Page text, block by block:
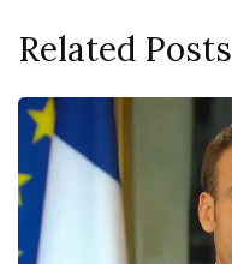
Related Posts